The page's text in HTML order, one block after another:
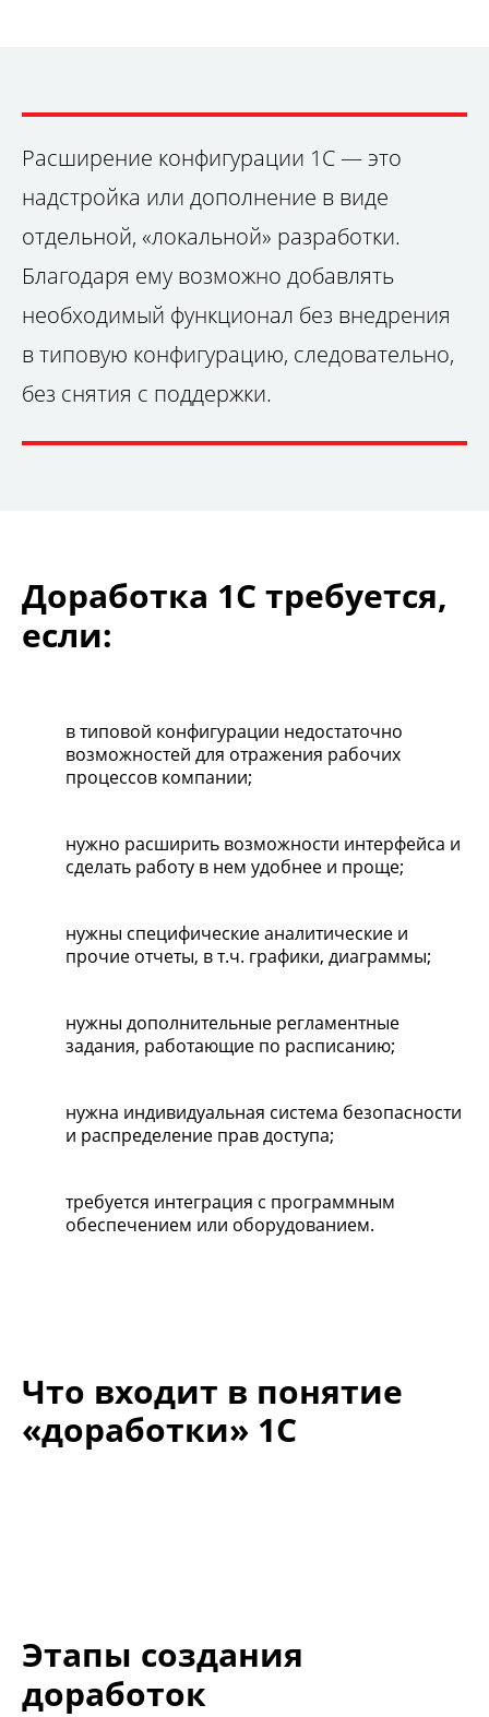
Расширение конфигурации 1С — это
надстройка или дополнение в виде
отдельной, «локальной» разработки.
Благодаря ему возможно добавлять
необходимый функционал без внедрения
в типовую конфигурацию, следовательно,
без снятия с поддержки.
Доработка 1С требуется,
если:
в типовой конфигурации недостаточно
возможностей для отражения рабочих
процессов компании;
нужно расширить возможности интерфейса и
сделать работу в нем удобнее и проще;
нужны специфические аналитические и
прочие отчеты, в т.ч. графики, диаграммы;
нужны дополнительные регламентные
задания, работающие по расписанию;
нужна индивидуальная система безопасности
и распределение прав доступа;
требуется интеграция с программным
обеспечением или оборудованием.
Что входит в понятие
«доработки» 1С
Этапы создания
доработок